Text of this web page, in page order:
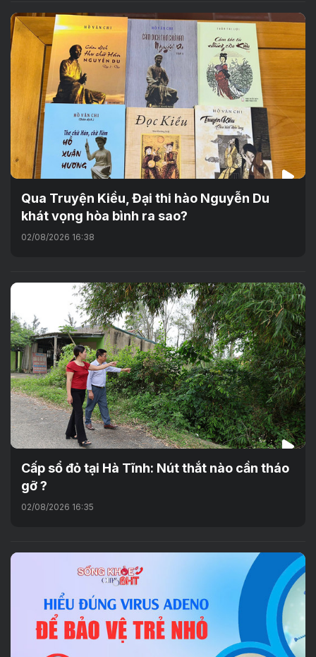
Qua Truyện Kiều, Đại thi hào Nguyễn Du
khát vọng hòa bình ra sao?
02/08/2026 16:38
Cấp sổ đỏ tại Hà Tĩnh: Nút thắt nào cần tháo
gỡ ?
02/08/2026 16:35